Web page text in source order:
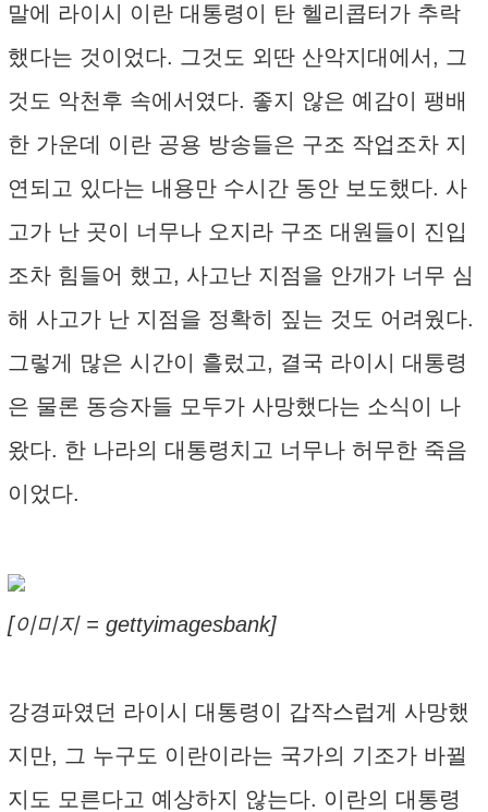
말에 라이시 이란 대통령이 탄 헬리콥터가 추락
했다는 것이었다. 그것도 외딴 산악지대에서, 그
것도 악천후 속에서였다. 좋지 않은 예감이 팽배
한 가운데 이란 공용 방송들은 구조 작업조차 지
연되고 있다는 내용만 수시간 동안 보도했다. 사
고가 난 곳이 너무나 오지라 구조 대원들이 진입
조차 힘들어 했고, 사고난 지점을 안개가 너무 심
해 사고가 난 지점을 정확히 짚는 것도 어려웠다.
그렇게 많은 시간이 흘렀고, 결국 라이시 대통령
은 물론 동승자들 모두가 사망했다는 소식이 나
왔다. 한 나라의 대통령치고 너무나 허무한 죽음
이었다.
[이미지 = gettyimagesbank]
강경파였던 라이시 대통령이 갑작스럽게 사망했
지만, 그 누구도 이란이라는 국가의 기조가 바뀔
지도 모른다고 예상하지 않는다. 이란의 대통령